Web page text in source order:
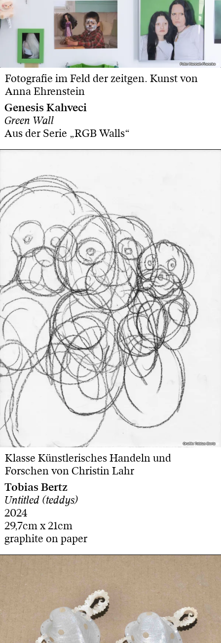
Foto: Hannah Francke
Foto: Hannah Francke
Fotografie im Feld der zeitgen. Kunst von
Anna Ehrenstein
Genesis Kahveci
Green Wall
Aus der Serie „RGB Walls“
Grafik: Tobias Bertz
Grafik: Tobias Bertz
Klasse Künstlerisches Handeln und
Forschen von Christin Lahr
Tobias Bertz
Untitled (teddys)
2024
29,7cm x 21cm
graphite on paper